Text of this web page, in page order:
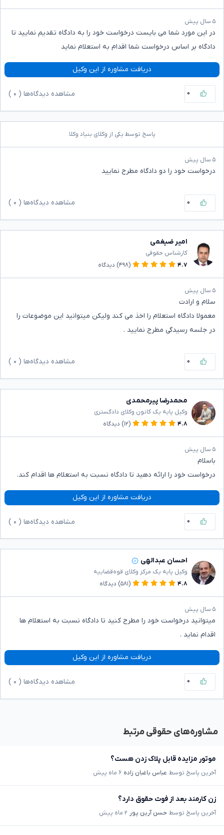
۵ سال پیش
در این مورد شما می بایست درخواست خود را به دادگاه تقدیم نمایید تا
دادگاه بر اساس درخواست شما اقدام به استعلام نماید
دریافت مشاوره از این وکیل
۰ مشاهده دیدگاه‌ها ( ۰
پاسخ توسط یکی از وکلای بنیاد وکلا
۵ سال پیش
درخواست خود را دو دادگاه مطرح نمایید
۰ مشاهده دیدگاه‌ها ( ۰
امیر ضیغمی
کارشناس حقوقی
۴.۷
(۴۹۸) دیدگاه
۵ سال پیش
سلام و ارادت
معمولا دادگاه استعلام را اخذ می کند ولیکن میتوانید این موضوعات را
در جلسه رسیدگی مطرح نمایید .
۰ مشاهده دیدگاه‌ها ( ۰
محمدرضا پیرمحمدی
وکیل پایه یک کانون وکلای دادگستری
۴.۸
(۱۲) دیدگاه
۵ سال پیش
باسلام
درخواست خود را ارائه دهید تا دادگاه نسبت به استعلام ها اقدام کند.
دریافت مشاوره از این وکیل
۰ مشاهده دیدگاه‌ها ( ۰
احسان عبدالهی
وکیل پایه یک مرکز وکلای قوه‌قضاییه
۴.۸
(۵۸۱) دیدگاه
۵ سال پیش
میتوانید درخواست خود را مطرح کنید تا دادگاه نسبت به استعلام ها
اقدام نماید .
دریافت مشاوره از این وکیل
۰ مشاهده دیدگاه‌ها ( ۰
مشاوره‌های حقوقی مرتبط
موتور مزایده قابل پلاک زدن هست؟
آخرین پاسخ توسط عباس باغبان زاده ۶ ماه پیش
زن کارمند بعد از فوت حقوق دارد؟
آخرین پاسخ توسط حسن آرین پور ۲ ماه پیش